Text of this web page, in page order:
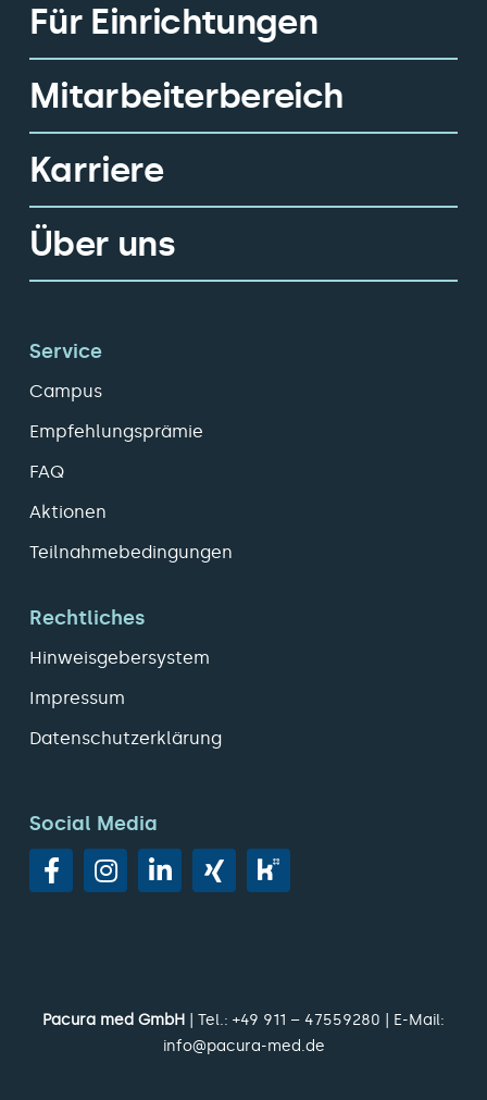
Für Einrichtungen
Mitarbeiterbereich
Karriere
Über uns
Service
Campus
Empfehlungsprämie
FAQ
Aktionen
Teilnahmebedingungen
Rechtliches
Hinweisgebersystem
Impressum
Datenschutzerklärung
Social Media
Pacura med GmbH | Tel.: +49 911 – 47559280 | E-Mail:
info@pacura-med.de